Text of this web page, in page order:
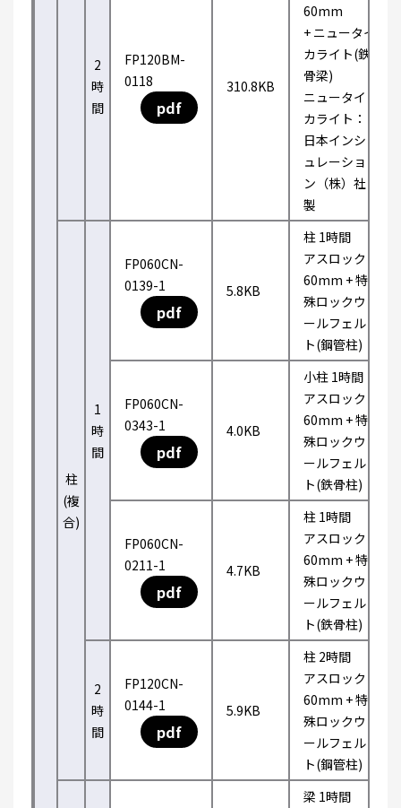
2
時
間
FP120BM-
0118
pdf
310.8KB
60mm
+ ニュータイ
カライト(鉄
骨梁)
ニュータイ
カライト：
日本インシ
ュレーショ
ン（株）社
製
柱
(複
合)
1
時
間
FP060CN-
0139-1
pdf
5.8KB
柱 1時間
アスロック
60mm + 特
殊ロックウ
ールフェル
ト(鋼管柱)
FP060CN-
0343-1
pdf
4.0KB
小柱 1時間
アスロック
60mm + 特
殊ロックウ
ールフェル
ト(鉄骨柱)
FP060CN-
0211-1
pdf
4.7KB
柱 1時間
アスロック
60mm + 特
殊ロックウ
ールフェル
ト(鉄骨柱)
2
時
間
FP120CN-
0144-1
pdf
5.9KB
柱 2時間
アスロック
60mm + 特
殊ロックウ
ールフェル
ト(鋼管柱)
梁 1時間